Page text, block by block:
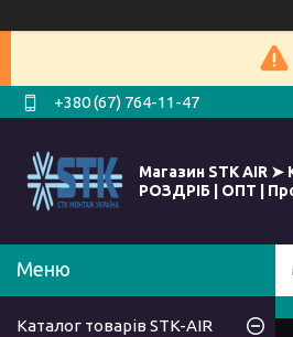
+380 (67) 764-11-47
Магазин STK AIR ➤
РОЗДРІБ | ОПТ |
Каталог товарів STK-AIR